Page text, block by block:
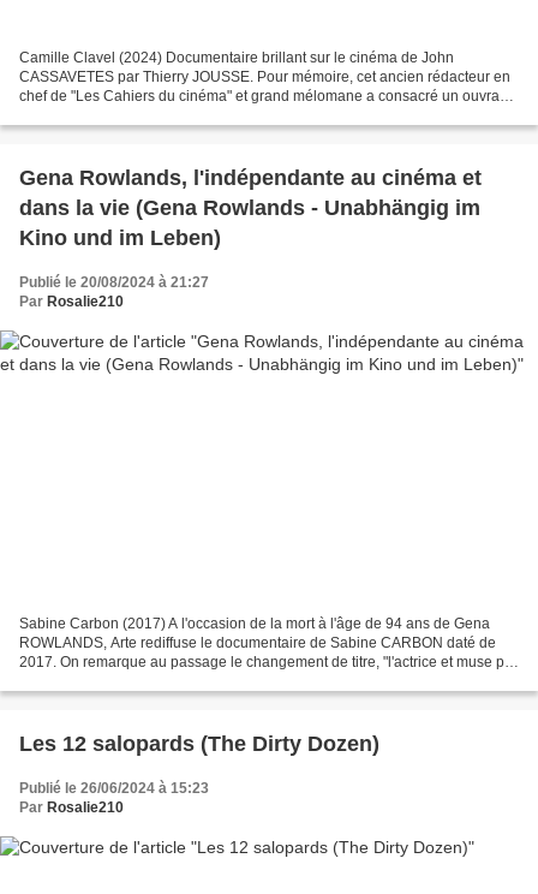
Camille Clavel (2024) Documentaire brillant sur le cinéma de John
CASSAVETES par Thierry JOUSSE. Pour mémoire, cet ancien rédacteur en
chef de "Les Cahiers du cinéma" et grand mélomane a consacré un ouvrage
Gena Rowlands, l'indépendante au cinéma et
dans la vie (Gena Rowlands - Unabhängig im
Kino und im Leben)
Publié le 20/08/2024 à 21:27
Par Rosalie210
Sabine Carbon (2017) A l'occasion de la mort à l'âge de 94 ans de Gena
ROWLANDS, Arte rediffuse le documentaire de Sabine CARBON daté de
2017. On remarque au passage le changement de titre, "l'actrice et muse par
Les 12 salopards (The Dirty Dozen)
Publié le 26/06/2024 à 15:23
Par Rosalie210